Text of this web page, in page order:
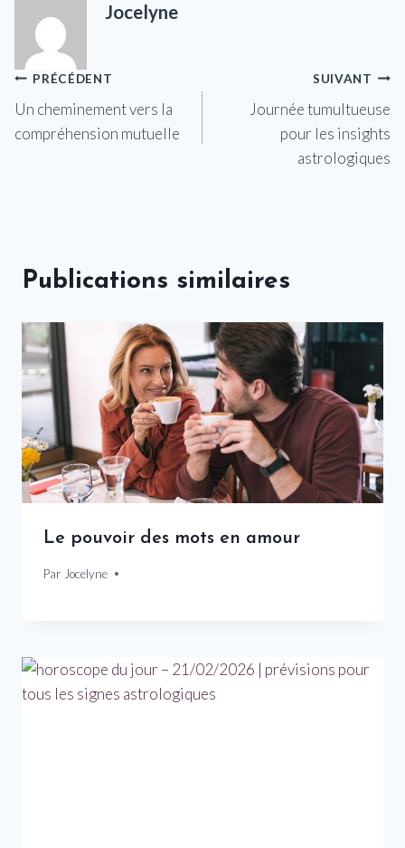
Jocelyne
Navigation
de
PRÉCÉDENT
Un cheminement vers la
compréhension mutuelle
SUIVANT
Journée tumultueuse
pour les insights
astrologiques
Publications similaires
Le pouvoir des mots en amour
Par Jocelyne
23 décembre 2024